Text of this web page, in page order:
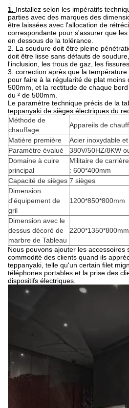
1. Installez selon les impératifs
parties avec des marques des
être laissées avec l'allocation de
correspondante pour s'assurer que
en dessous de la tolérance.
2. La soudure doit être pleine
doit être lisse sans défauts de
l'inclusion, les trous de gaz, les
3. correction après que la
pour faire à la régularité de plat moins
500mm, et la rectitude de chaque
du ² de 500mm.
Le paramètre technique précis de la
teppanyaki de sièges électriques du
Méthode de
chauffage
Appareils de
Matière première
Acier inoxydable
Paramètre évalué
380V/50HZ/8KW
Domaine à cuire
principal
Militaire de
: 600*400mm
Capacité de sièges 7 sièges
Dimension
d'équipement de
gril
1200*850*800mm
Dimension avec le
dessus décoré de
marbre de Tableau
2200*1350*800mm
Nous pouvons ajouter les accessoires
commodité des clients quand ils
teppanyaki, telle qu'un certain filet
téléphones portables et la prise des
dispositifs électriques.